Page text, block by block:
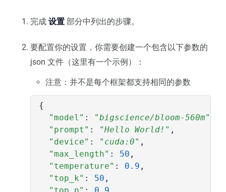
完成 设置 部分中列出的步骤。
要配置你的设置，你需要创建一个包含以下参数的
json 文件（这里有一个示例）：
注意：并不是每个框架都支持相同的参数
{
"model" : "bigscience/bloom-560m"
"prompt" : "Hello World!" ,
"device" : "cuda:0" ,
"max_length" : 50 ,
"temperature" : 0.9 ,
"top_k" : 50 ,